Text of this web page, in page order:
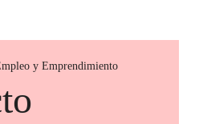
y Emprendimiento